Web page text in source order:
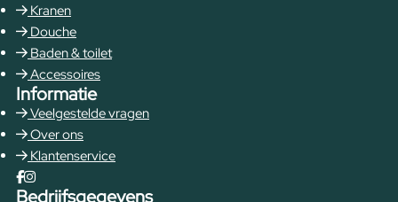
Kranen
Douche
Baden & toilet
Accessoires
Informatie
Veelgestelde vragen
Over ons
Klantenservice
Bedrijfsgegevens